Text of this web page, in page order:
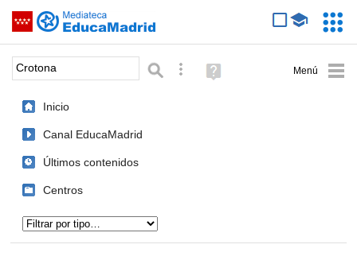
Saltar navegación
Palabra o frase: Búsqueda avanzada
Ayuda
(en
Inicio
Canal EducaMadrid
Últimos contenidos
Centros